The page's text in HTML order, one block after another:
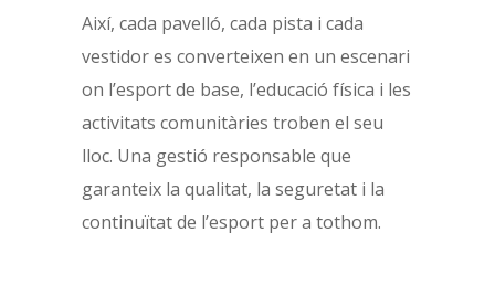
Així, cada pavelló, cada pista i cada
vestidor es converteixen en un escenari
on l’esport de base, l’educació física i les
activitats comunitàries troben el seu
lloc. Una gestió responsable que
garanteix la qualitat, la seguretat i la
continuïtat de l’esport per a tothom.